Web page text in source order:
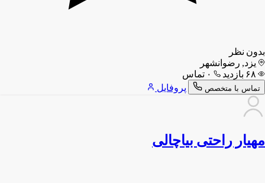
بدون نظر
یزد, رضوانشهر
تماس با متخصص پروفایل
مهیار راحتی بیاچالی